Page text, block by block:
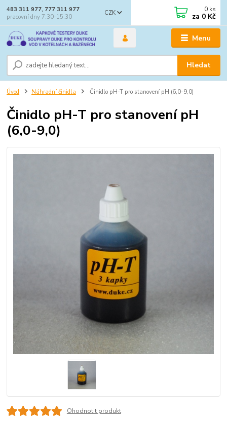
Menu
CZK
Hledat
483 311 977, 777 311 977
pracovní dny 7:30-15:30
0 ks
za 0 Kč
Úvod Náhradní činidla Činidlo pH-T pro stanovení pH (6,0-9,0)
Činidlo pH-T pro stanovení pH
(6,0-9,0)
Ohodnotit produkt